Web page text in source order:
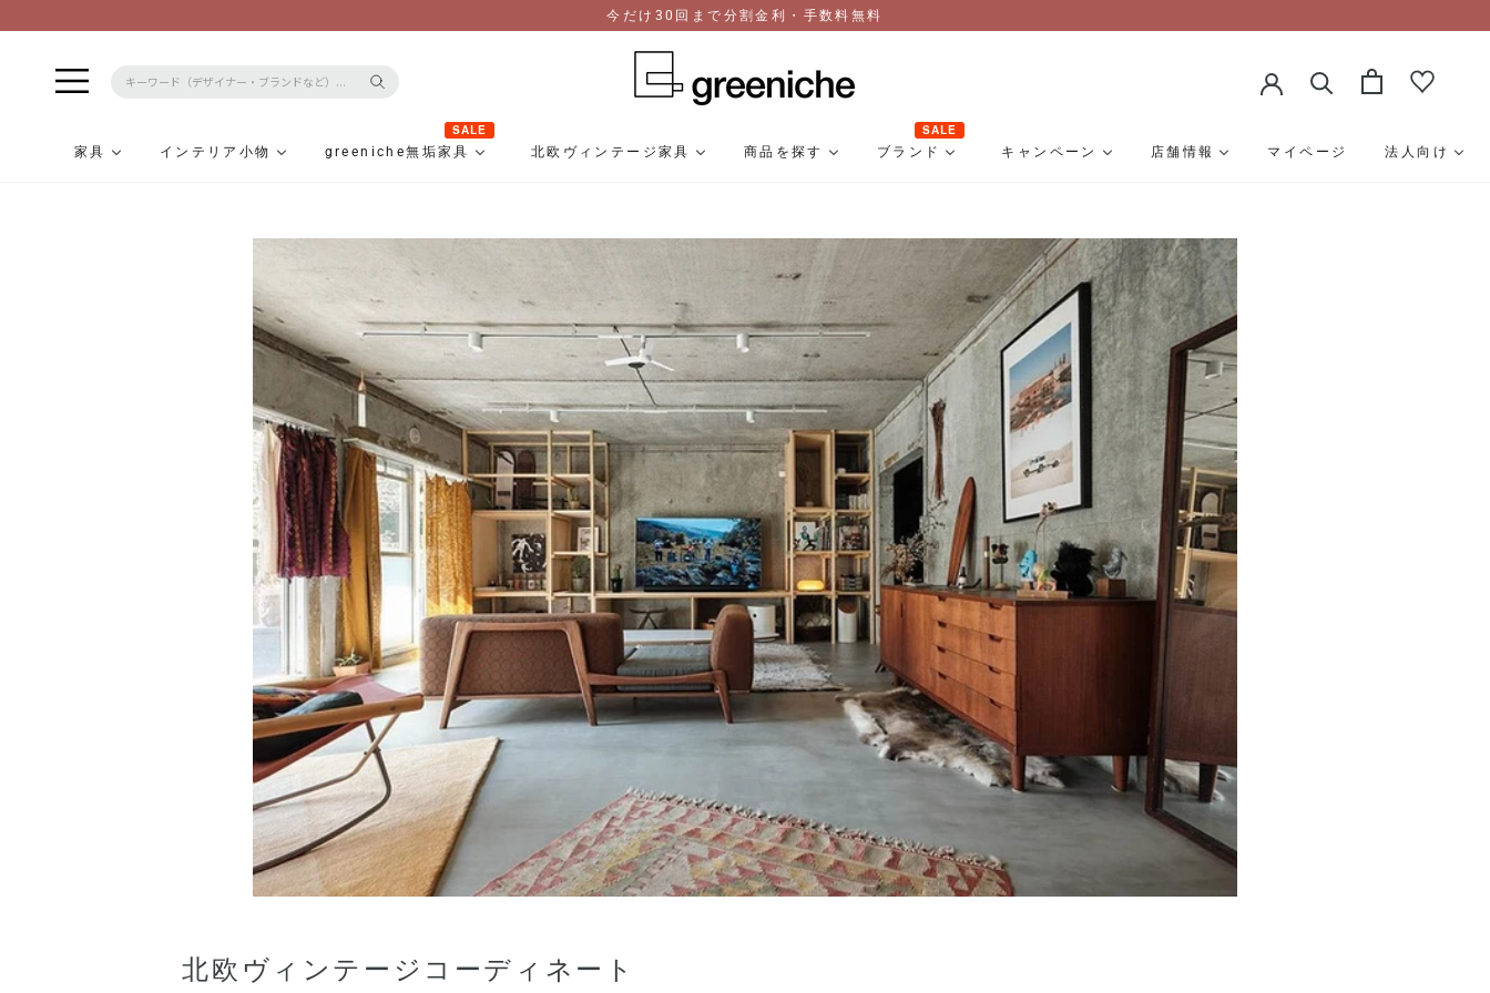
今だけ30回まで分割金利・手数料無料
家具 インテリア小物 greeniche無垢家具
SALE
北欧ヴィンテージ家具
商品を探す ブランド
SALE
キャンペーン
店舗情報 マイページ 法人向け
北欧ヴィンテージコーディネート